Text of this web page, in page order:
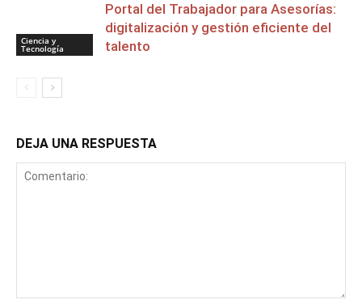
Ciencia y
Tecnología
Portal del Trabajador para Asesorías:
digitalización y gestión eficiente del
talento
DEJA UNA RESPUESTA